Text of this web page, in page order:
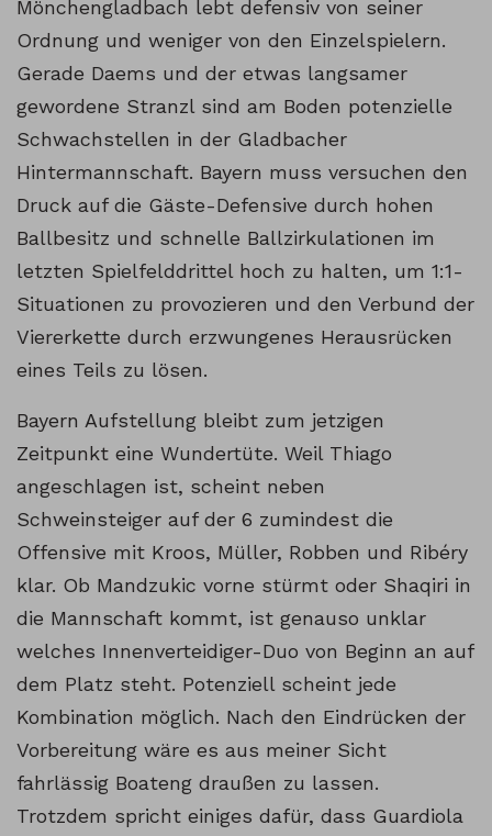
Mönchengladbach lebt defensiv von seiner
Ordnung und weniger von den Einzelspielern.
Gerade Daems und der etwas langsamer
gewordene Stranzl sind am Boden potenzielle
Schwachstellen in der Gladbacher
Hintermannschaft. Bayern muss versuchen den
Druck auf die Gäste-Defensive durch hohen
Ballbesitz und schnelle Ballzirkulationen im
letzten Spielfelddrittel hoch zu halten, um 1:1-
Situationen zu provozieren und den Verbund der
Viererkette durch erzwungenes Herausrücken
eines Teils zu lösen.
Bayern Aufstellung bleibt zum jetzigen
Zeitpunkt eine Wundertüte. Weil Thiago
angeschlagen ist, scheint neben
Schweinsteiger auf der 6 zumindest die
Offensive mit Kroos, Müller, Robben und Ribéry
klar. Ob Mandzukic vorne stürmt oder Shaqiri in
die Mannschaft kommt, ist genauso unklar
welches Innenverteidiger-Duo von Beginn an auf
dem Platz steht. Potenziell scheint jede
Kombination möglich. Nach den Eindrücken der
Vorbereitung wäre es aus meiner Sicht
fahrlässig Boateng draußen zu lassen.
Trotzdem spricht einiges dafür, dass Guardiola